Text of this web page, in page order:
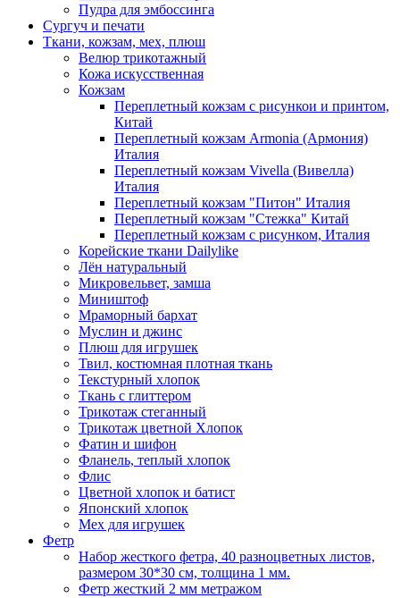
Пудра для эмбоссинга
Сургуч и печати
Ткани, кожзам, мех, плюш
Велюр трикотажный
Кожа искусственная
Кожзам
Переплетный кожзам с рисункои и принтом,
Китай
Переплетный кожзам Armonia (Армония)
Италия
Переплетный кожзам Vivella (Вивелла)
Италия
Переплетный кожзам "Питон" Италия
Переплетный кожзам "Стежка" Китай
Переплетный кожзам с рисунком, Италия
Корейские ткани Dailylike
Лён натуральный
Микровельвет, замша
Миништоф
Мраморный бархат
Муслин и джинс
Плюш для игрушек
Твил, костюмная плотная ткань
Текстурный хлопок
Ткань с глиттером
Трикотаж стеганный
Трикотаж цветной Хлопок
Фатин и шифон
Фланель, теплый хлопок
Флис
Цветной хлопок и батист
Японский хлопок
Мех для игрушек
Фетр
Набор жесткого фетра, 40 разноцветных листов,
размером 30*30 см, толщина 1 мм.
Фетр жесткий 2 мм метражом